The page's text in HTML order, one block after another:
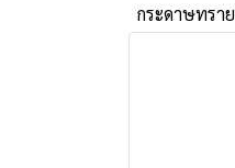
กระดาษทราย